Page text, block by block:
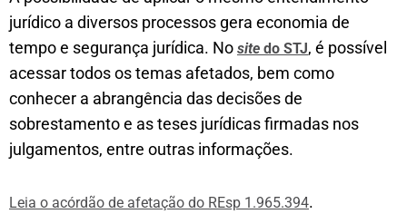
jurídico a diversos processos gera economia de
tempo e segurança jurídica. No site do STJ, é possível
acessar todos os temas afetados, bem como
conhecer a abrangência das decisões de
sobrestamento e as teses jurídicas firmadas nos
julgamentos, entre outras informações.
Leia o acórdão de afetação do REsp 1.965.394.